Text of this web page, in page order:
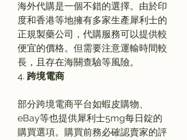
海外代購是一個不錯的選擇。由於印
度和香港等地擁有多家生產犀利士的
正規製藥公司，代購服務可以提供較
便宜的價格。但需要注意運輸時間較
長，且存在海關查驗等風險。
4. 跨境電商
部分跨境電商平台如蝦皮購物、
eBay等也提供犀利士5mg每日錠的
購買選項。購買前務必確認賣家的評